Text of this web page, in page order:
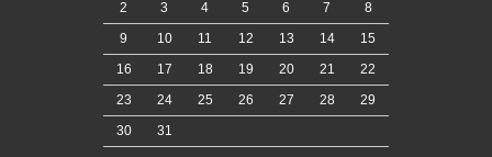
2
3 4 5 6 7
8
9
10 11 12 13 14
15
16
17 18 19 20 21
22
23
24 25 26 27 28
29
30
31